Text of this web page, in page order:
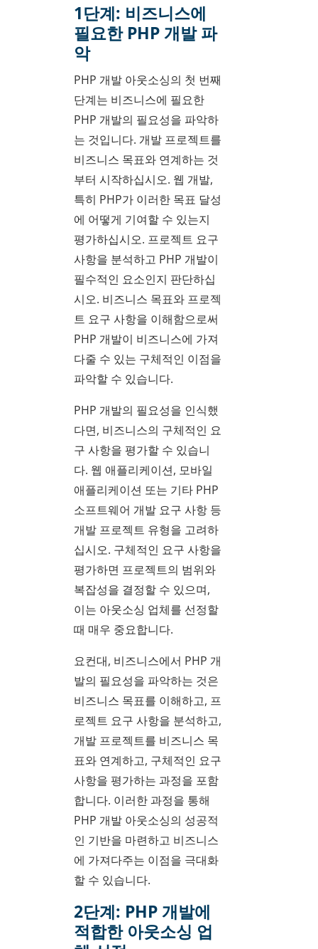
1단계: 비즈니스에
필요한 PHP 개발 파
악
PHP 개발 아웃소싱의 첫 번째
단계는 비즈니스에 필요한
PHP 개발의 필요성을 파악하
는 것입니다. 개발 프로젝트를
비즈니스 목표와 연계하는 것
부터 시작하십시오. 웹 개발,
특히 PHP가 이러한 목표 달성
에 어떻게 기여할 수 있는지
평가하십시오. 프로젝트 요구
사항을 분석하고 PHP 개발이
필수적인 요소인지 판단하십
시오. 비즈니스 목표와 프로젝
트 요구 사항을 이해함으로써
PHP 개발이 비즈니스에 가져
다줄 수 있는 구체적인 이점을
파악할 수 있습니다.
PHP 개발의 필요성을 인식했
다면, 비즈니스의 구체적인 요
구 사항을 평가할 수 있습니
다. 웹 애플리케이션, 모바일
애플리케이션 또는 기타 PHP
소프트웨어 개발 요구 사항 등
개발 프로젝트 유형을 고려하
십시오. 구체적인 요구 사항을
평가하면 프로젝트의 범위와
복잡성을 결정할 수 있으며,
이는 아웃소싱 업체를 선정할
때 매우 중요합니다.
요컨대, 비즈니스에서 PHP 개
발의 필요성을 파악하는 것은
비즈니스 목표를 이해하고, 프
로젝트 요구 사항을 분석하고,
개발 프로젝트를 비즈니스 목
표와 연계하고, 구체적인 요구
사항을 평가하는 과정을 포함
합니다. 이러한 과정을 통해
PHP 개발 아웃소싱의 성공적
인 기반을 마련하고 비즈니스
에 가져다주는 이점을 극대화
할 수 있습니다.
2단계: PHP 개발에
적합한 아웃소싱 업